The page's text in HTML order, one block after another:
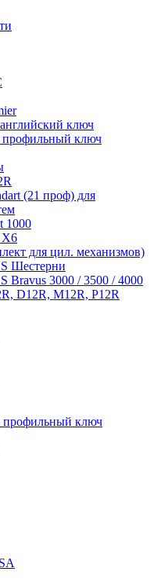
ключ
профильный ключ
(21 проф) для
1000
для цил. механизмов)
Шестерни
Bravus 3000 / 3500 / 4000
D12R, M12R, P12R
профильный ключ